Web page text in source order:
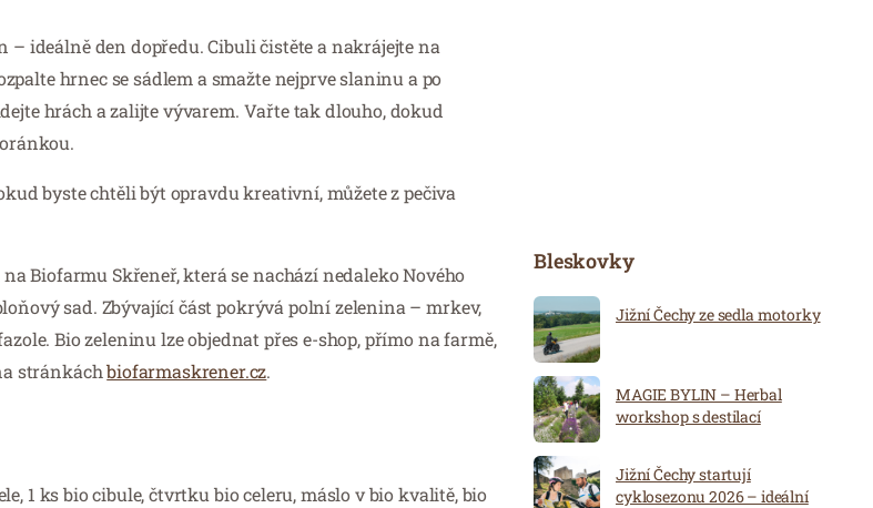
ideálně den dopředu. Cibuli čistěte a nakrájejte na
hrnec se sádlem a smažte nejprve slaninu a po
hrách a zalijte vývarem. Vařte tak dlouho, dokud
byste chtěli být opravdu kreativní, můžete z pečiva
Biofarmu Skřeneř, která se nachází nedaleko Nového
sad. Zbývající část pokrývá polní zelenina – mrkev,
Bio zeleninu lze objednat přes e-shop, přímo na farmě,
stránkáchbiofarmaskrener.cz.
1 ks bio cibule, čtvrtku bio celeru, máslo v bio kvalitě, bio
Bleskovky
Jižní Čechy ze sedla motorky
MAGIE BYLIN – Herbal
workshop s destilací
Jižní Čechy startují
cyklosezonu 2026 – ideální